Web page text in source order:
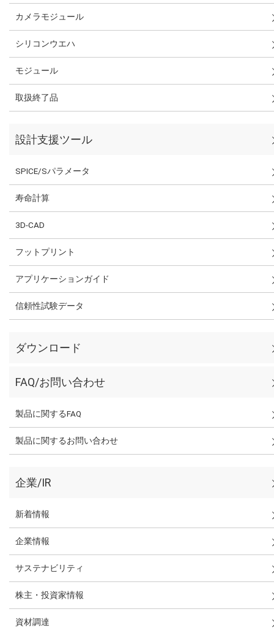
カメラモジュール
シリコンウエハ
モジュール
取扱終了品
設計支援ツール
SPICE/Sパラメータ
寿命計算
3D-CAD
フットプリント
アプリケーションガイド
信頼性試験データ
ダウンロード
FAQ/お問い合わせ
製品に関するFAQ
製品に関するお問い合わせ
企業/IR
新着情報
企業情報
サステナビリティ
株主・投資家情報
資材調達